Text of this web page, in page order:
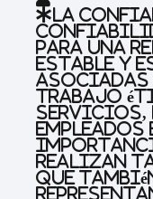
La
para una
estable y
asociadas
trabajo
servicios,
realizan
que